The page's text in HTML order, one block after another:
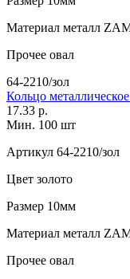
Материал металл
Прочее овал
64-2210/зол
Кольцо
17.33 р.
Мин. 100 шт
Артикул 64-2210/зол
Цвет золото
Размер 10мм
Материал металл
Прочее овал